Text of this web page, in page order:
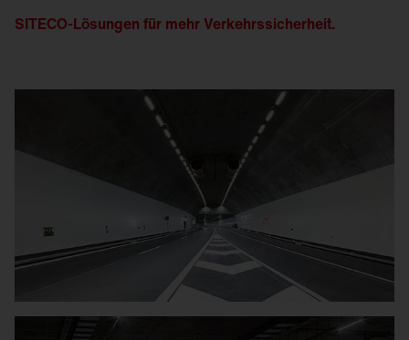
SITECO-Lösungen für mehr Verkehrssicherheit.